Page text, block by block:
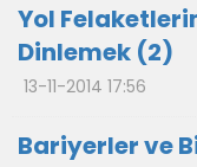
Yol
Dinlemek (2)
13-11-2014 17:56
Bariyerler ve